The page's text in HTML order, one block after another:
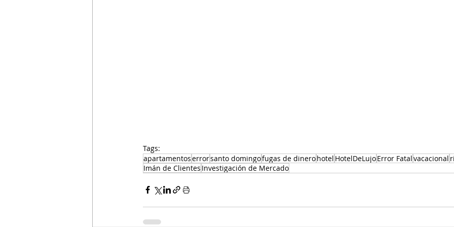
Tags:
apartamentoserrorsanto domingofugas de dinerohotel HotelDeLujoError Fatalvacacional
Imán de Clientes Investigación de Mercado